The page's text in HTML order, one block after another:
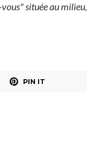
située au milieu,
PIN IT